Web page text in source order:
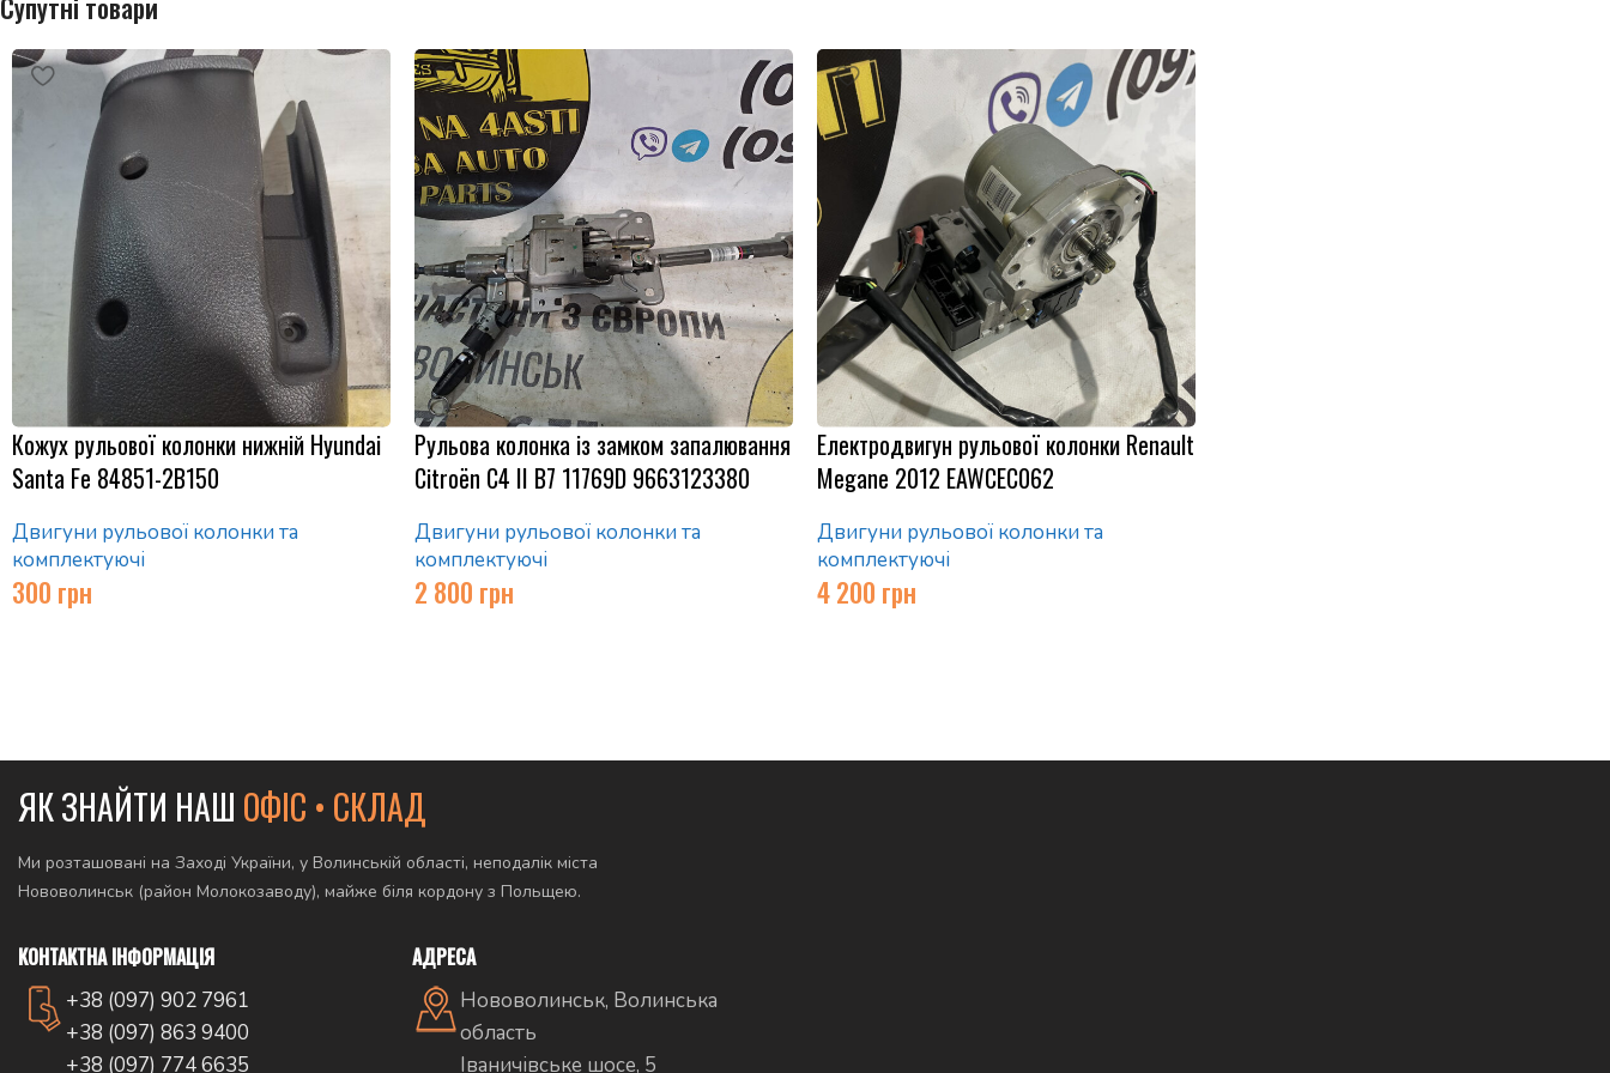
Кожух рульової колонки нижній Hyundai
Santa Fe 84851-2B150
Двигуни рульової колонки та
комплектуючі
300 грн
Рульова колонка із замком запалювання
Citroën C4 II B7 11769D 9663123380
Двигуни рульової колонки та
комплектуючі
2 800 грн
Електродвигун рульової колонки Renault
Megane 2012 EAWCEC062
Двигуни рульової колонки та
комплектуючі
4 200 грн
ЯК ЗНАЙТИ НАШ ОФІС • СКЛАД
Ми розташовані на Заході України, у Волинській області, неподалік міста
Нововолинськ (район Молокозаводу), майже біля кордону з Польщею.
КОНТАКТНА ІНФОРМАЦІЯ
+38 (097) 902 7961
+38 (097) 863 9400
+38 (097) 774 6635
АДРЕСА
Нововолинськ, Волинська
область
Іваничівське шосе, 5